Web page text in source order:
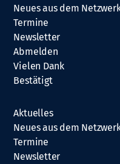
Neues aus dem
Termine
Newsletter
Abmelden
Vielen Dank
Bestätigt
Aktuelles
Neues aus dem
Termine
Newsletter